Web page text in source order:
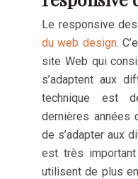
Le responsive
du web design.
site Web qui
s’adaptent aux
technique est
dernières années
de s’adapter aux
est très
utilisent de plus